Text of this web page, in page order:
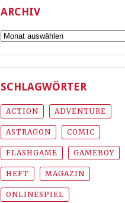
ARCHIV
Archiv
SCHLAGWÖRTER
ACTION ADVENTURE
ASTRAGON COMIC
FLASHGAME GAMEBOY
HEFT MAGAZIN
ONLINESPIEL